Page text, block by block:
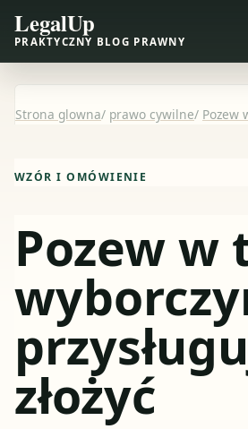
LegalUp
PRAKTYCZNY BLOG PRAWNY
Strona glowna/ prawo cywilne/ Pozew
WZÓR I OMÓWIENIE
Pozew w
złożyć